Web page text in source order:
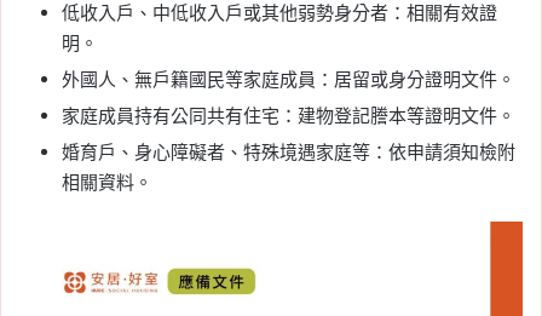
低收入戶、中低收入戶或其他弱勢身分者：相關有效證
明。
外國人、無戶籍國民等家庭成員：居留或身分證明文件。
家庭成員持有公同共有住宅：建物登記謄本等證明文件。
婚育戶、身心障礙者、特殊境遇家庭等：依申請須知檢附
相關資料。